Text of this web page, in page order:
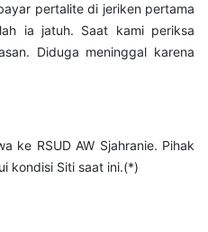
pertalite di jeriken pertama
ia jatuh. Saat kami periksa
Diduga meninggal karena
ke RSUD AW Sjahranie. Pihak
kondisi Siti saat ini.(*)